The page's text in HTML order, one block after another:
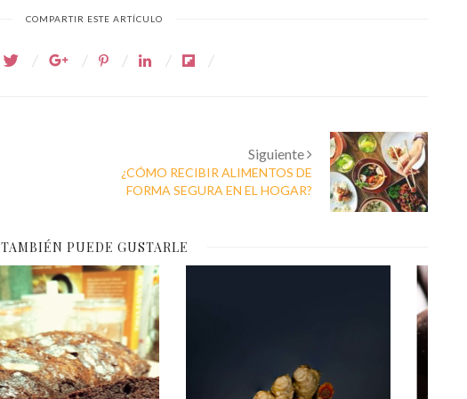
COMPARTIR ESTE ARTÍCULO
Siguiente
¿CÓMO RECIBIR ALIMENTOS DE
FORMA SEGURA EN EL HOGAR?
TAMBIÉN PUEDE GUSTARLE
Picadillo de Papa
Pastel de Papa
Horneado con
Salsa Blanca